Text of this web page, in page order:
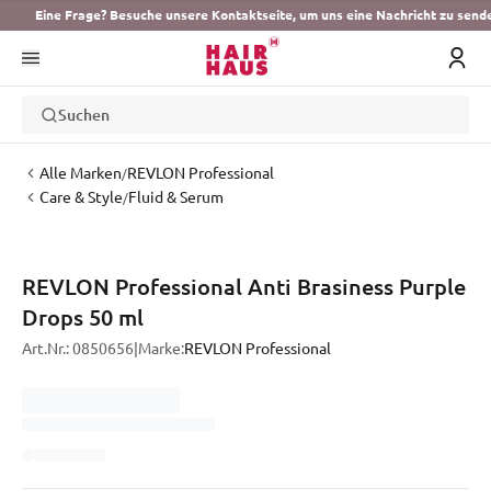
Eine Frage? Besuche unsere Kontaktseite, um uns eine Nachricht zu
Suchen
Alle Marken/REVLON Professional
Care & Style/Fluid & Serum
REVLON Professional Anti Brasiness Purple
Drops 50 ml
Art.Nr.:0850656 Marke:REVLON Professional